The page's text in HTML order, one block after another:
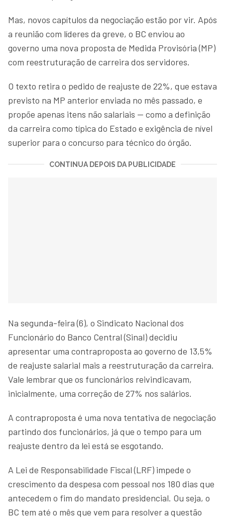
Mas, novos capítulos da negociação estão por vir. Após
a reunião com líderes da greve, o BC enviou ao
governo uma nova proposta de Medida Provisória (MP)
com reestruturação de carreira dos servidores.
O texto retira o pedido de reajuste de 22%, que estava
previsto na MP anterior enviada no mês passado, e
propõe apenas itens não salariais — como a definição
da carreira como típica do Estado e exigência de nível
superior para o concurso para técnico do órgão.
CONTINUA DEPOIS DA PUBLICIDADE
Na segunda-feira (6), o Sindicato Nacional dos
Funcionário do Banco Central (Sinal) decidiu
apresentar uma contraproposta ao governo de 13,5%
de reajuste salarial mais a reestruturação da carreira.
Vale lembrar que os funcionários reivindicavam,
inicialmente, uma correção de 27% nos salários.
A contraproposta é uma nova tentativa de negociação
partindo dos funcionários, já que o tempo para um
reajuste dentro da lei está se esgotando.
A Lei de Responsabilidade Fiscal (LRF) impede o
crescimento da despesa com pessoal nos 180 dias que
antecedem o fim do mandato presidencial. Ou seja, o
BC tem até o mês que vem para resolver a questão